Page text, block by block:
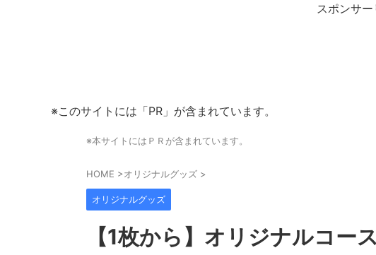
スポンサー
※このサイトには「PR」が含まれています。
※本サイトにはＰＲが含まれています。
HOME >オリジナルグッズ >
オリジナルグッズ
【1枚から】オリジナルコー